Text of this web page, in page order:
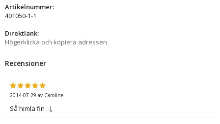
Artikelnummer:
401050-1-1
Direktlänk:
Högerklicka och kopiera adressen
Recensioner
2014-07-29 av Caroline
Så himla fin :-),